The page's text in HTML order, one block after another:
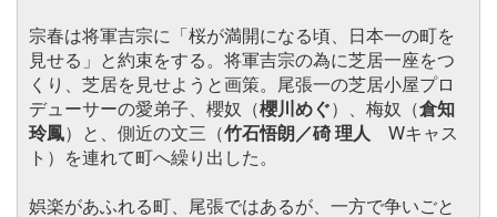
宗春は将軍吉宗に「桜が満開になる頃、日本一の町を
見せる」と約束をする。将軍吉宗の為に芝居一座をつ
くり、芝居を見せようと画策。尾張一の芝居小屋プロ
デューサーの愛弟子、櫻奴（櫻川めぐ）、梅奴（倉知
玲鳳）と、側近の文三（竹石悟朗／碕 理人 Wキャス
ト）を連れて町へ繰り出した。
娯楽があふれる町、尾張ではあるが、一方で争いごと